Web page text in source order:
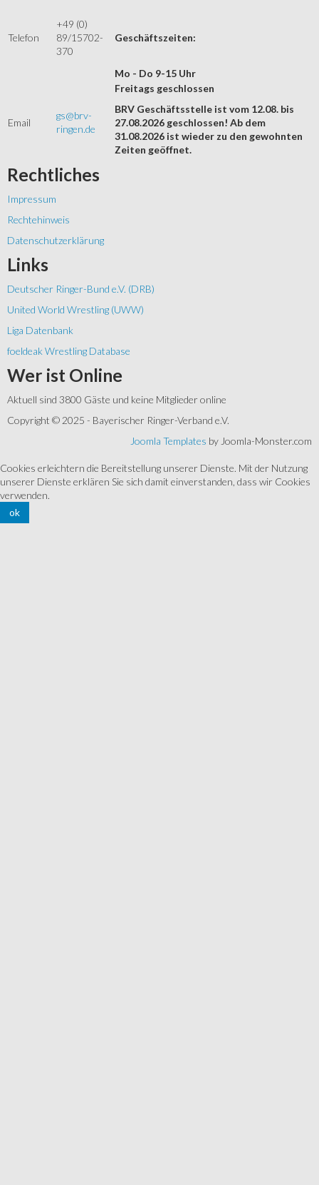
Telefon
+49 (0)
89/15702-
370
Geschäftszeiten:
Mo - Do 9-15 Uhr
Email
gs@brv-
ringen.de
Freitags geschlossen
BRV Geschäftsstelle ist vom 12.08. bis
27.08.2026 geschlossen! Ab dem
31.08.2026 ist wieder zu den gewohnten
Zeiten geöffnet.
Rechtliches
Impressum
Rechtehinweis
Datenschutzerklärung
Links
Deutscher Ringer-Bund e.V. (DRB)
United World Wrestling (UWW)
Liga Datenbank
foeldeak Wrestling Database
Wer ist Online
Aktuell sind 3800 Gäste und keine Mitglieder online
Copyright © 2025 - Bayerischer Ringer-Verband e.V.
Joomla Templates by Joomla-Monster.com
Cookies erleichtern die Bereitstellung unserer Dienste. Mit der Nutzung
unserer Dienste erklären Sie sich damit einverstanden, dass wir Cookies
verwenden.
ok